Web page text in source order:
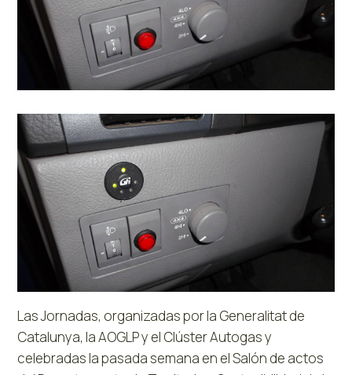
Las Jornadas, organizadas por la Generalitat de
Catalunya, la AOGLP y el Clúster Autogas y
celebradas la pasada semana en el Salón de actos